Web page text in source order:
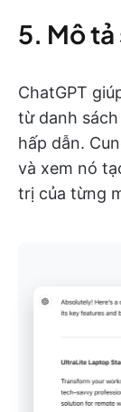
5. Mô tả
ChatGPT
từ danh
hấp dẫn.
và xem nó
trị của từng